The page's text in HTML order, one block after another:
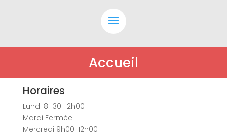
Accueil
Horaires
Lundi 8H30-12h00
Mardi Fermée
Mercredi 9h00-12h00